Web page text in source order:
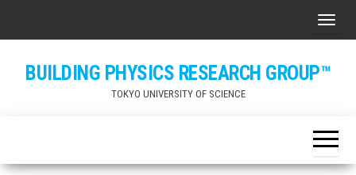
content
ナビ
BUILDING PHYSICS RESEARCH GROUP™
TOKYO UNIVERSITY OF SCIENCE